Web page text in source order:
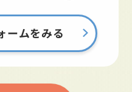
ームをみる